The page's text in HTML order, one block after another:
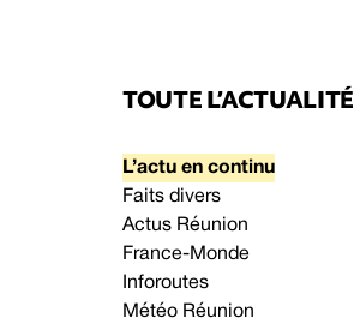
TOUTE L’ACTUALITÉ
L’actu en continu
Faits divers
Actus Réunion
France-Monde
Inforoutes
Météo Réunion